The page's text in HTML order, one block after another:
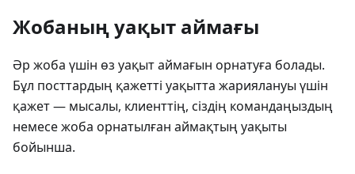
Жобаның уақыт аймағы
Әр жоба үшін өз уақыт аймағын орнатуға болады.
Бұл посттардың қажетті уақытта жариялануы үшін
қажет — мысалы, клиенттің, сіздің командаңыздың
немесе жоба орнатылған аймақтың уақыты
бойынша.